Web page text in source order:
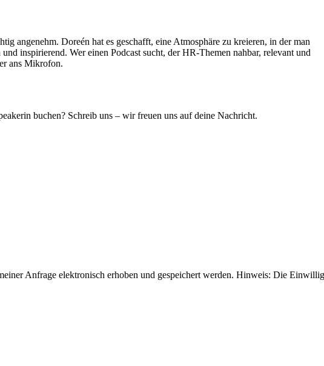
angenehm. Doreén hat es geschafft, eine Atmosphäre zu kreieren, in der man
inspirierend. Wer einen Podcast sucht, der HR-Themen nahbar, relevant und
ans Mikrofon.
buchen? Schreib uns – wir freuen uns auf deine Nachricht.
Anfrage elektronisch erhoben und gespeichert werden. Hinweis: Die